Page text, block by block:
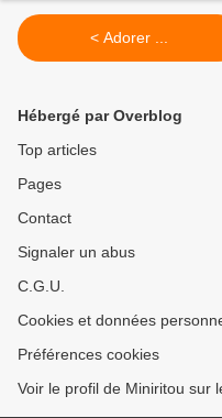
< Adorer ...
Hébergé par Overblog
Top articles
Pages
Contact
Signaler un abus
C.G.U.
Cookies et données
Préférences cookies
Voir le profil de Miniritou sur